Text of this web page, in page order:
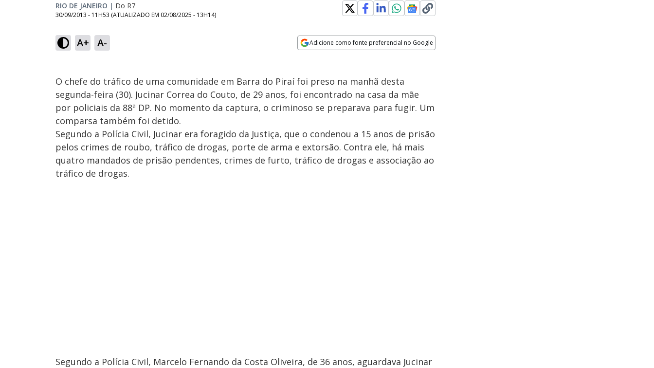
RIO DE JANEIRO | Do R7
30/09/2013 - 11H53 (ATUALIZADO EM 02/08/2025 - 13H14)
A+ A- Adicione como fonte preferencial no Google
O chefe do tráfico de uma comunidade em Barra do Piraí foi preso na manhã desta
segunda-feira (30). Jucinar Correa do Couto, de 29 anos, foi encontrado na casa da mãe
por policiais da 88ª DP. No momento da captura, o criminoso se preparava para fugir. Um
comparsa também foi detido.
Segundo a Polícia Civil, Jucinar era foragido da Justiça, que o condenou a 15 anos de prisão
pelos crimes de roubo, tráfico de drogas, porte de arma e extorsão. Contra ele, há mais
quatro mandados de prisão pendentes, crimes de furto, tráfico de drogas e associação ao
tráfico de drogas.
Segundo a Polícia Civil, Marcelo Fernando da Costa Oliveira, de 36 anos, aguardava Jucinar